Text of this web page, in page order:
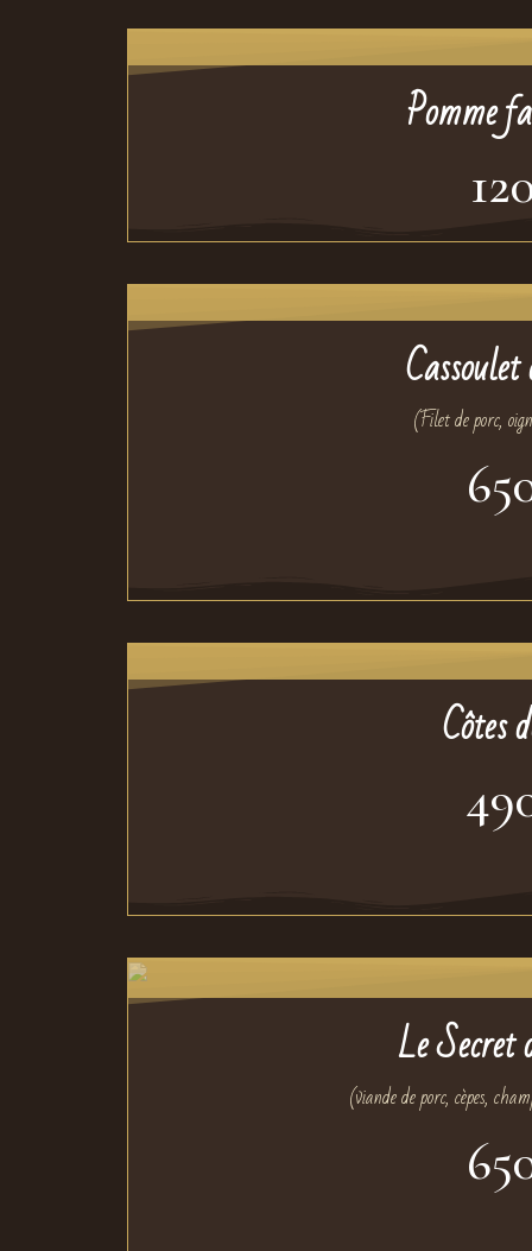
Pomme
(Filet de porc,
Côtes
Le
(viande de porc, cèpes,